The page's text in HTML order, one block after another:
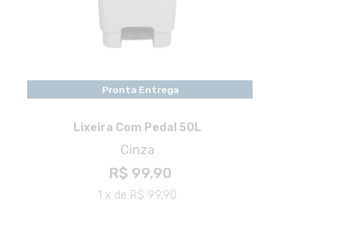
Pronta Entrega
Lixeira Com Pedal 50L
Cinza
R$ 99,90
1 x de R$ 99,90